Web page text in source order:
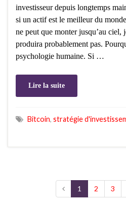
investisseur depuis longtemps
si un actif est le meilleur du
ne peut que monter jusqu’au ciel,
produira probablement pas.
psychologie humaine. Si …
Lire la suite
Bitcoin, stratégie
1 2 3